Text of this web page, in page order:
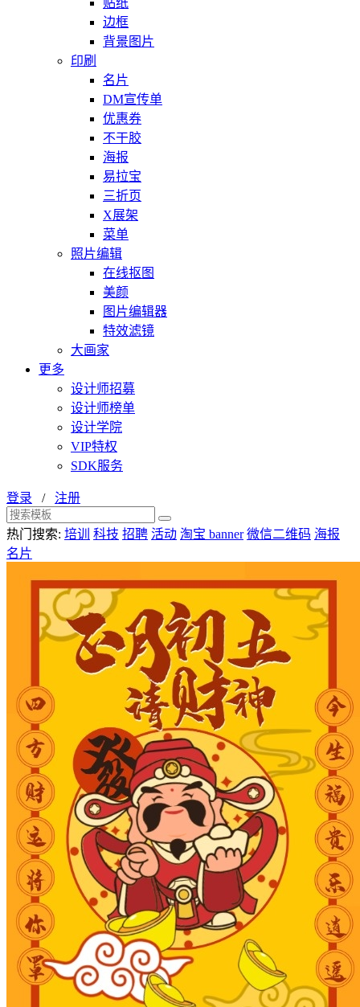
贴纸
边框
背景图片
印刷
名片
DM宣传单
优惠券
不干胶
海报
易拉宝
三折页
X展架
菜单
照片编辑
在线抠图
美颜
图片编辑器
特效滤镜
大画家
更多
设计师招募
设计师榜单
设计学院
VIP特权
SDK服务
登录 / 注册
热门搜索: 培训 科技 招聘 活动 淘宝 banner 微信二维码 海报
名片